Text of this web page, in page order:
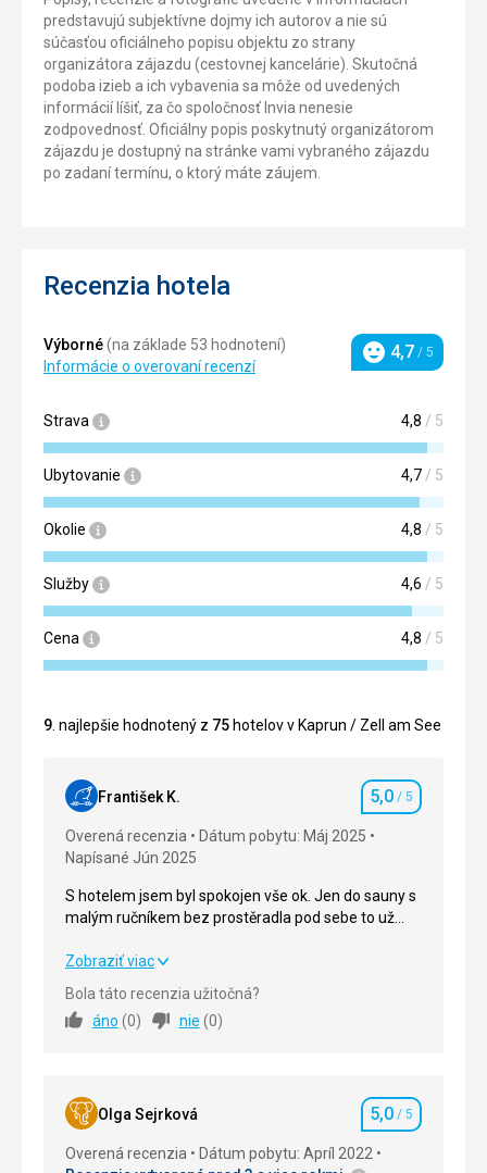
predstavujú subjektívne dojmy ich autorov a nie sú
súčasťou oficiálneho popisu objektu zo strany
organizátora zájazdu (cestovnej kancelárie). Skutočná
podoba izieb a ich vybavenia sa môže od uvedených
informácií líšiť, za čo spoločnosť Invia nenesie
zodpovednosť. Oficiálny popis poskytnutý organizátorom
zájazdu je dostupný na stránke vami vybraného zájazdu
po zadaní termínu, o ktorý máte záujem.
Recenzia hotela
Výborné(na základe 53 hodnotení)
Informácie o overovaní recenzí
Hodnotenie
4,7 / 5
Strava 4,8 / 5
Ubytovanie 4,7/ 5
Okolie 4,8 / 5
Služby 4,6 / 5
Cena 4,8 / 5
9. najlepšie hodnotený z 75 hotelov v Kaprun / Zell am See
František K. Hodnotenie
5,0 / 5
Overená recenzia
Dátum pobytu: Máj 2025
Napísané Jún 2025
S hotelem jsem byl spokojen vše ok. Jen do sauny s
malým ručníkem bez prostěradla pod sebe to už
jinak spokojen.
S hotelem jsem byl spokojen vše ok. Jen do sauny s
malým ručníkem bez prostěradla pod sebe to už
jsem dlouho nezažil ale je to jen pro zlepšení služeb
jinak spokojen.
Ubytovanie 5,0/ 5
Okolie 5,0
Zobraziť viac
Bola táto recenzia užitočná?
áno (0) nie (0)
Olga Sejrková Hodnotenie
5,0 / 5
Overená recenzia
Dátum pobytu: Apríl 2022